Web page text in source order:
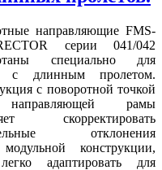
направляющие FMS-
серии 041/042
специально для
с длинным пролетом.
с поворотной точкой
рамы
скорректировать
отклонения
конструкции,
адаптировать для